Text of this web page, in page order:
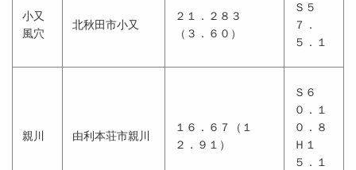
小又
風穴
北秋田市小又
２１．２８３
（３．６０）
Ｓ５
７．
５．１
親川 由利本荘市親川
１６．６７（１
２．９１）
Ｓ６
０．１
０．８
Ｈ１
５．１